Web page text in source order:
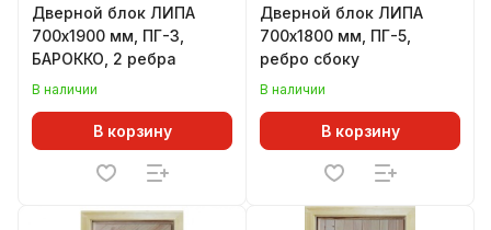
Дверной блок ЛИПА
700х1900 мм, ПГ-3,
БАРОККО, 2 ребра
В наличии
В корзину
Дверной блок ЛИПА
700х1800 мм, ПГ-5,
ребро сбоку
В наличии
В корзину